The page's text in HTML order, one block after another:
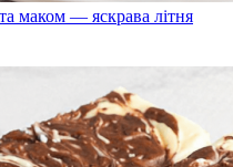
маком — яскрава літня